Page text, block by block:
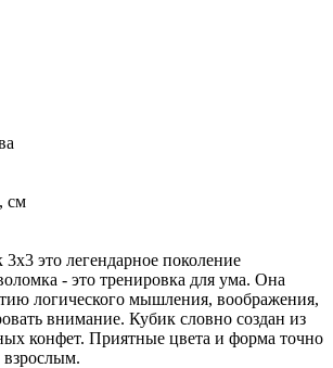
см
это легендарное поколение
- это тренировка для ума. Она
логического мышления, воображения,
внимание. Кубик словно создан из
конфет. Приятные цвета и форма точно
взрослым.